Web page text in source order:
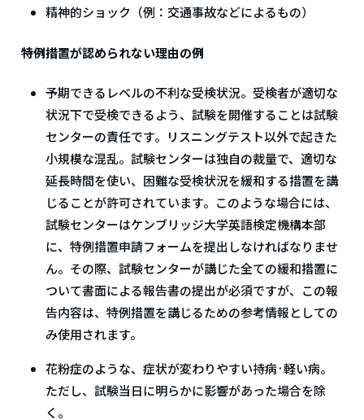
精神的ショック（例：交通事故などによるもの）
特例措置が認められない理由の例
予期できるレベルの不利な受検状況。受検者が適切な
状況下で受検できるよう、試験を開催することは試験
センターの責任です。リスニングテスト以外で起きた
小規模な混乱。試験センターは独自の裁量で、適切な
延長時間を使い、困難な受検状況を緩和する措置を講
じることが許可されています。このような場合には、
試験センターはケンブリッジ大学英語検定機構本部
に、特例措置申請フォームを提出しなければなりませ
ん。その際、試験センターが講じた全ての緩和措置に
ついて書面による報告書の提出が必須ですが、この報
告内容は、特例措置を講じるための参考情報としての
み使用されます。
花粉症のような、症状が変わりやすい持病·軽い病。
ただし、試験当日に明らかに影響があった場合を除
く。